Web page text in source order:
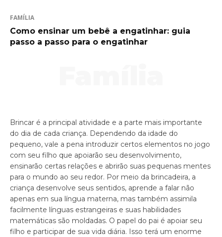
FAMÍLIA
Como ensinar um bebê a engatinhar: guia
passo a passo para o engatinhar
Brincar é a principal atividade e a parte mais importante
do dia de cada criança. Dependendo da idade do
pequeno, vale a pena introduzir certos elementos no jogo
com seu filho que apoiarão seu desenvolvimento,
ensinarão certas relações e abrirão suas pequenas mentes
para o mundo ao seu redor. Por meio da brincadeira, a
criança desenvolve seus sentidos, aprende a falar não
apenas em sua língua materna, mas também assimila
facilmente línguas estrangeiras e suas habilidades
matemáticas são moldadas. O papel do pai é apoiar seu
filho e participar de sua vida diária. Isso terá um enorme